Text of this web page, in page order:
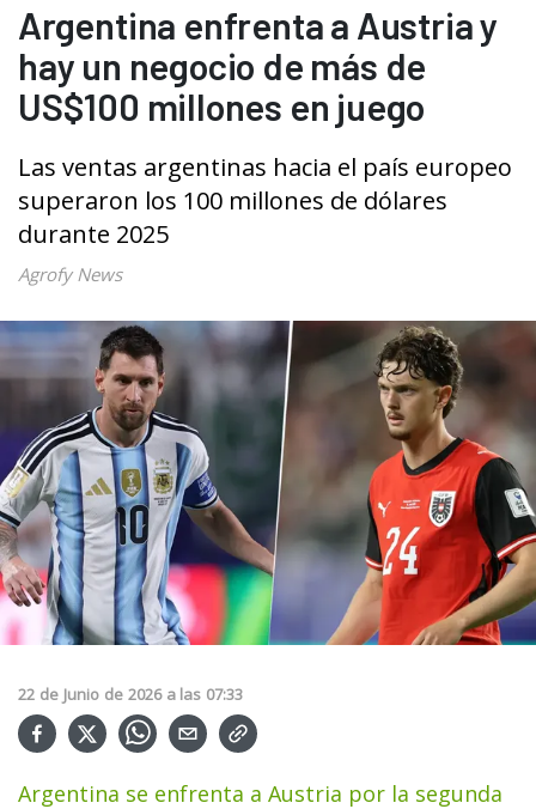
Argentina enfrenta a Austria y
hay un negocio de más de
US$100 millones en juego
Las ventas argentinas hacia el país europeo
superaron los 100 millones de dólares
durante 2025
Agrofy News
22 de Junio de 2026 a las 07:33
Argentina se enfrenta a Austria por la segunda